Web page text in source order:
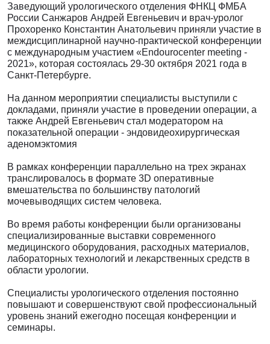
Заведующий урологического отделения ФНКЦ ФМБА
России Санжаров Андрей Евгеньевич и врач-уролог
Прохоренко Константин Анатольевич приняли участие в
междисциплинарной научно-практической конференции
с международным участием «Endourocenter meeting -
2021», которая состоялась 29-30 октября 2021 года в
Санкт-Петербурге.
На данном мероприятии специалисты выступили с
докладами, приняли участие в проведении операции, а
также Андрей Евгеньевич стал модератором на
показательной операции - эндовидеохирургическая
аденомэктомия
В рамках конференции параллельно на трех экранах
транслировалось в формате 3D оперативные
вмешательства по большинству патологий
мочевыводящих систем человека.
Во время работы конференции были организованы
специализированные выставки современного
медицинского оборудования, расходных материалов,
лабораторных технологий и лекарственных средств в
области урологии.
Специалисты урологического отделения постоянно
повышают и совершенствуют свой профессиональный
уровень знаний ежегодно посещая конференции и
семинары.